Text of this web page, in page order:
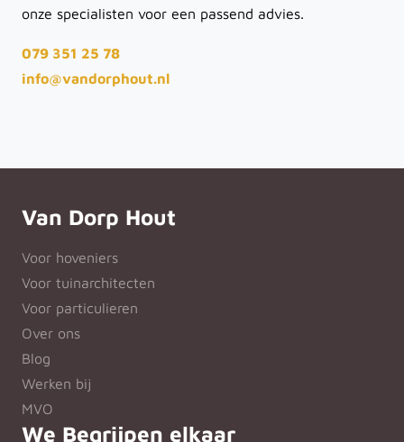
onze specialisten voor een passend advies.
079 351 25 78
info@vandorphout.nl
Van Dorp Hout
Voor hoveniers
Voor tuinarchitecten
Voor particulieren
Over ons
Blog
Werken bij
MVO
We Begrijpen elkaar